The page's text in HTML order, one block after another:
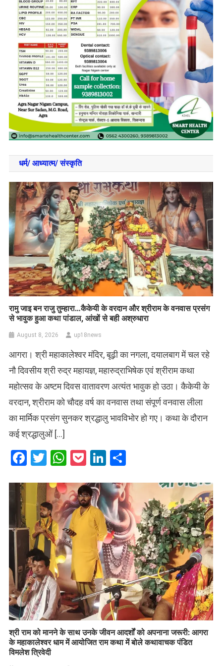
धर्म/ आध्‍यात्‍म/ संस्‍कृति
रामु जाइ बन राजु तुम्हारा…कैकेयी के वरदान और श्रीराम के वनवास प्रसंग
से भावुक हुआ कथा पांडाल, आंखों से बही अश्रुधारा
August 8, 2026 up18news
आगरा। श्री महाकालेश्वर मंदिर, बूढ़ी का नगला, दयालबाग में चल रहे
नौ दिवसीय श्री रुद्र महायज्ञ, महारुद्राभिषेक एवं श्रीराम कथा
महोत्सव के अष्टम दिवस वातावरण अत्यंत भावुक हो उठा। कैकेयी के
वरदान, श्रीराम को चौदह वर्ष का वनवास तथा संपूर्ण वनवास लीला
का मार्मिक प्रसंग सुनकर श्रद्धालु भावविभोर हो गए। कथा के दौरान
कई श्रद्धालुओं […]
Facebook
Twitter
WhatsApp
PocketLinkedIn
​श्री राम को मानने के साथ उनके जीवन आदर्शों को अपनाना जरूरी: आगरा
के महाकालेश्वर धाम में आयोजित राम कथा में बोले कथावाचक पंडित
विमलेश त्रिवेदी